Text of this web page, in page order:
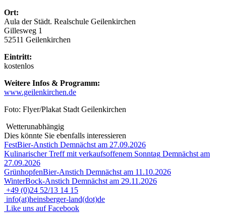
Ort:
Aula der Städt. Realschule Geilenkirchen
Gillesweg 1
52511 Geilenkirchen
Eintritt:
kostenlos
Weitere Infos & Programm:
www.geilenkirchen.de
Foto: Flyer/Plakat Stadt Geilenkirchen
Wetterunabhängig
Dies könnte Sie ebenfalls interessieren
FestBier-Anstich Demnächst am 27.09.2026
Kulinarischer Treff mit verkaufsoffenem Sonntag Demnächst am
27.09.2026
GrünhopfenBier-Anstich Demnächst am 11.10.2026
WinterBock-Anstich Demnächst am 29.11.2026
+49 (0)24 52/13 14 15
info(at)heinsberger-land(dot)de
Like uns auf Facebook